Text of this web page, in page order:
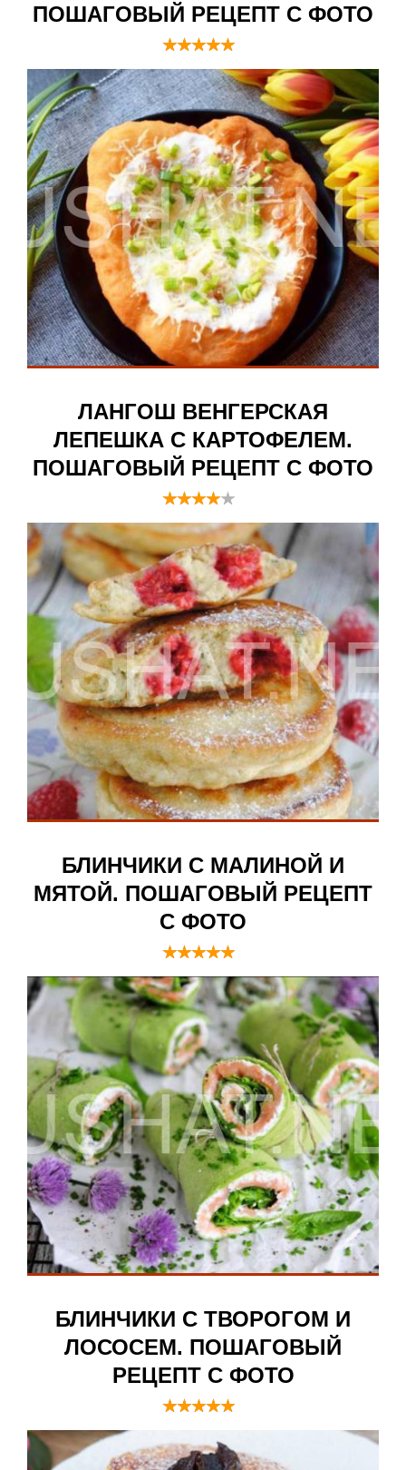
ПОШАГОВЫЙ РЕЦЕПТ С ФОТО
ЛАНГОШ ВЕНГЕРСКАЯ
ЛЕПЕШКА С КАРТОФЕЛЕМ.
ПОШАГОВЫЙ РЕЦЕПТ С ФОТО
БЛИНЧИКИ С МАЛИНОЙ И
МЯТОЙ. ПОШАГОВЫЙ РЕЦЕПТ
С ФОТО
БЛИНЧИКИ С ТВОРОГОМ И
ЛОСОСЕМ. ПОШАГОВЫЙ
РЕЦЕПТ С ФОТО